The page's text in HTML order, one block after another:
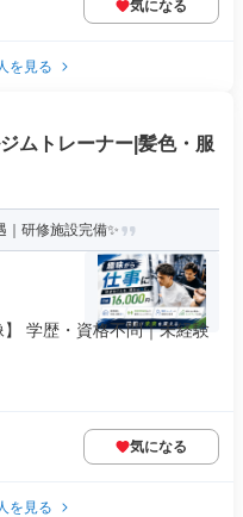
気になる
を見る
ムトレーナー|髪色・服
研修施設完備✨
学歴・資格不問｜未経験
気になる
を見る